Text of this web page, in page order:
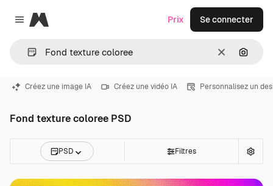
Close menu
Magnific
Effacer
Prix Se connecter
Créez une image IA Créez une vidéo IA Personnalisez un
Fond texture coloree PSD
PSD Filtres